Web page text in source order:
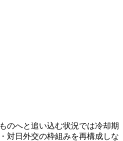
のへと追い込む状況では冷却期
対日外交の枠組みを再構成しな